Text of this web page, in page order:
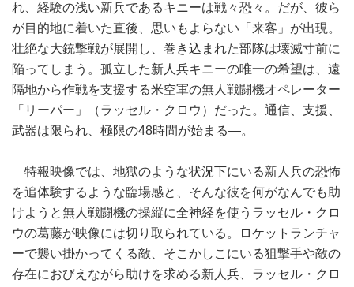
れ、経験の浅い新兵であるキニーは戦々恐々。だが、彼ら
が目的地に着いた直後、思いもよらない「来客」が出現。
壮絶な大銃撃戦が展開し、巻き込まれた部隊は壊滅寸前に
陥ってしまう。孤立した新人兵キニーの唯一の希望は、遠
隔地から作戦を支援する米空軍の無人戦闘機オペレーター
「リーパー」（ラッセル・クロウ）だった。通信、支援、
武器は限られ、極限の48時間が始まる―。
特報映像では、地獄のような状況下にいる新人兵の恐怖
を追体験するような臨場感と、そんな彼を何がなんでも助
けようと無人戦闘機の操縦に全神経を使うラッセル・クロ
ウの葛藤が映像には切り取られている。ロケットランチャ
ーで襲い掛かってくる敵、そこかしこにいる狙撃手や敵の
存在におびえながら助けを求める新人兵、ラッセル・クロ